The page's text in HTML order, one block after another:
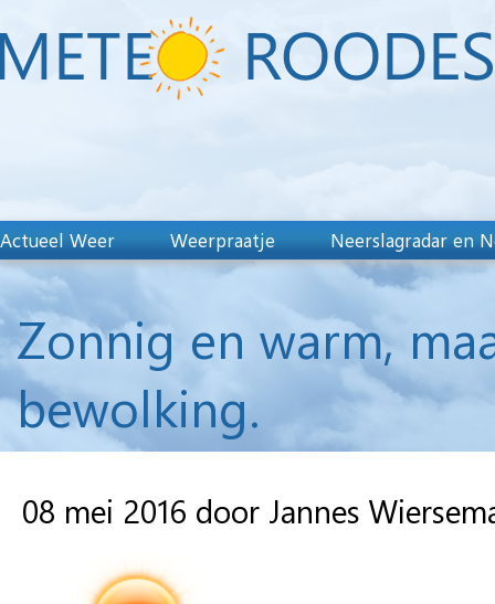
Actueel Weer Weerpraatje Neerslagradar en
Zonnig en warm,
bewolking.
08 mei 2016 door Jannes